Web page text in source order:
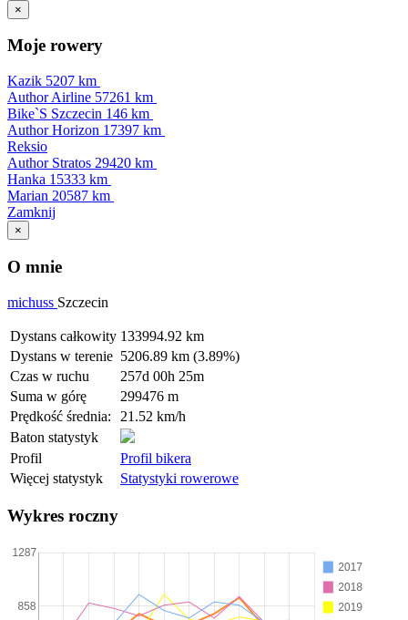
×
Moje rowery
Kazik 5207 km
Author Airline 57261 km
Bike`S Szczecin 146 km
Author Horizon 17397 km
Reksio
Author Stratos 29420 km
Hanka 15333 km
Marian 20587 km
Zamknij
×
O mnie
michuss Szczecin
Dystans całkowity 133994.92 km
Dystans w terenie 5206.89 km (3.89%)
Czas w ruchu
257d 00h 25m
Suma w górę
299476 m
Prędkość średnia:
21.52 km/h
Baton statystyk
Profil
Profil bikera
Więcej statystyk
Statystyki rowerowe
Wykres roczny